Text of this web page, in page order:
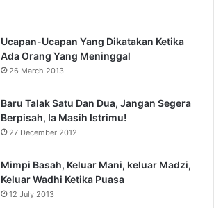
Ucapan-Ucapan Yang Dikatakan Ketika
Ada Orang Yang Meninggal
26 March 2013
Baru Talak Satu Dan Dua, Jangan Segera
Berpisah, Ia Masih Istrimu!
27 December 2012
Mimpi Basah, Keluar Mani, keluar Madzi,
Keluar Wadhi Ketika Puasa
12 July 2013